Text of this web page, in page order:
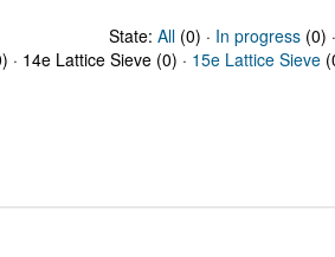
State: All(0) · In progress(0) ·
· 14e Lattice Sieve (0) · 15e Lattice Sieve